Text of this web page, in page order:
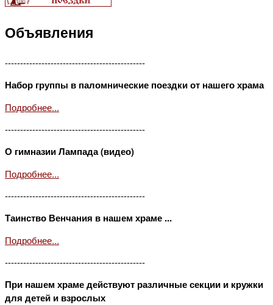
Объявления
----------------------------------------------
Набор группы в паломнические поездки от нашего храма
Подробнее...
----------------------------------------------
О гимназии Лампада (видео)
Подробнее...
----------------------------------------------
Таинство Венчания в нашем храме ...
Подробнее...
----------------------------------------------
При нашем храме действуют различные секции и кружки
для детей и взрослых